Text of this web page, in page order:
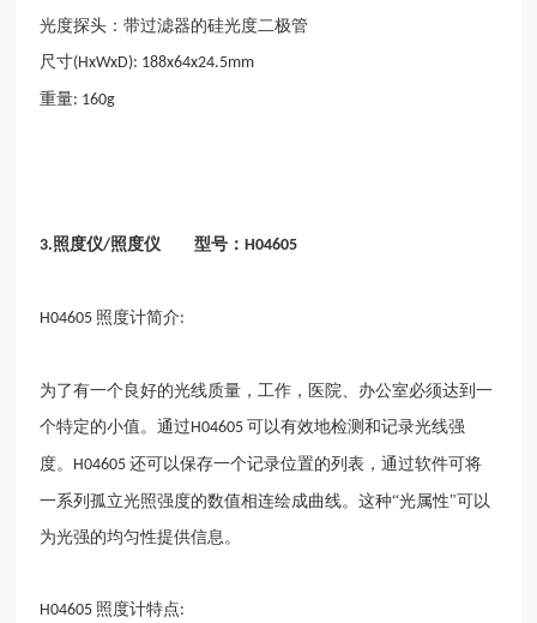
光度探头：带过滤器的硅光度二极管
尺寸(HxWxD): 188x64x24.5mm
重量: 160g
3.照度仪/照度仪 型号：H04605
H04605 照度计简介:
为了有一个良好的光线质量，工作，医院、办公室必须达到一
个特定的小值。通过 H04605 可以有效地检测和记录光线强
度。 H04605还可以保存一个记录位置的列表，通过软件可将
一系列孤立光照强度的数值相连绘成曲线。这种“光属性"可以
为光强的均匀性提供信息。
H04605 照度计特点: